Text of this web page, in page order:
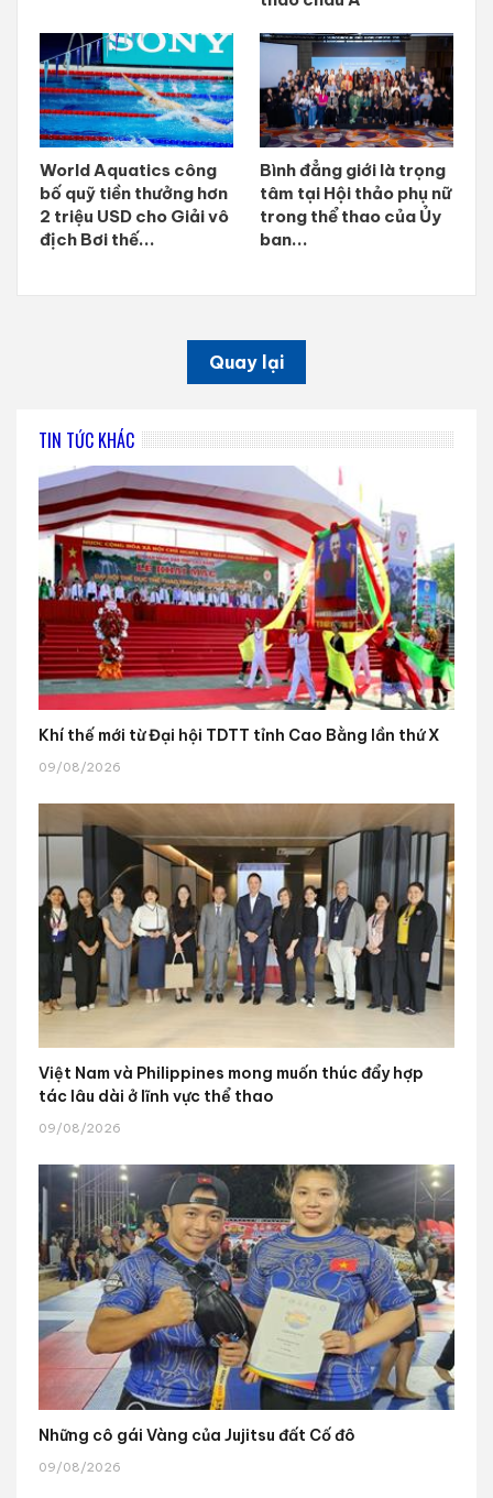
World Aquatics công
bố quỹ tiền thưởng hơn
2 triệu USD cho Giải vô
địch Bơi thế...
Bình đẳng giới là trọng
tâm tại Hội thảo phụ nữ
trong thể thao của Ủy
ban...
Quay lại
TIN TỨC KHÁC
Khí thế mới từ Đại hội TDTT tỉnh Cao Bằng lần thứ X
09/08/2026
Việt Nam và Philippines mong muốn thúc đẩy hợp
tác lâu dài ở lĩnh vực thể thao
09/08/2026
Những cô gái Vàng của Jujitsu đất Cố đô
09/08/2026